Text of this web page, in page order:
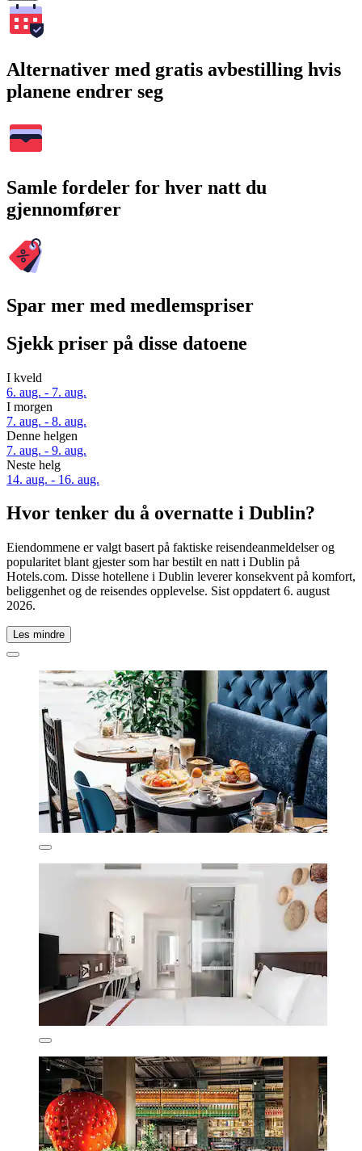
Alternativer med gratis avbestilling hvis
planene endrer seg
Samle fordeler for hver natt du
gjennomfører
Spar mer med medlemspriser
Sjekk priser på disse datoene
I kveld
6. aug. - 7. aug.
I morgen
7. aug. - 8. aug.
Denne helgen
7. aug. - 9. aug.
Neste helg
14. aug. - 16. aug.
Hvor tenker du å overnatte i Dublin?
Eiendommene er valgt basert på faktiske reisendeanmeldelser og
popularitet blant gjester som har bestilt en natt i Dublin på
Hotels.com. Disse hotellene i Dublin leverer konsekvent på komfort,
beliggenhet og de reisendes opplevelse. Sist oppdatert 6. august
2026.
Les mindre